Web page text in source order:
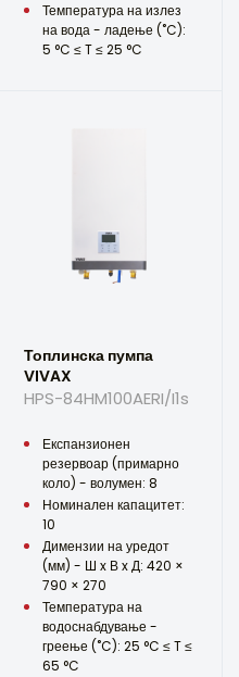
Температура на излез
на вода - ладење (˚C):
5 °C ≤ T ≤ 25 °C
Топлинска пумпа
VIVAX
HPS-84HM100AERI/I1s
Експанзионен
резервоар (примарно
коло) - волумен: 8
Номинален капацитет:
10
Димензии на уредот
(мм) - Ш x В x Д: 420 ×
790 × 270
Температура на
водоснабдување -
греење (˚C): 25 °C ≤ T ≤
65 °C